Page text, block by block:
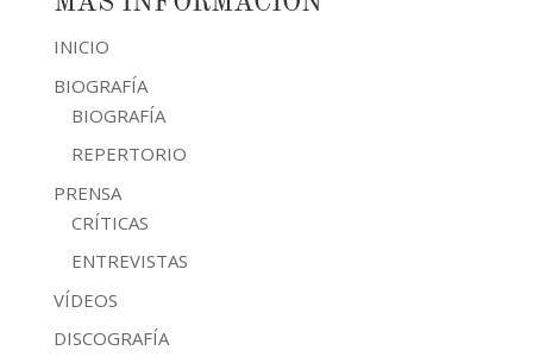
INICIO
BIOGRAFÍA
BIOGRAFÍA
REPERTORIO
PRENSA
CRÍTICAS
ENTREVISTAS
VÍDEOS
DISCOGRAFÍA